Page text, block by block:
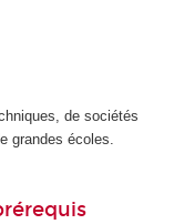
de sociétés
grandes écoles.